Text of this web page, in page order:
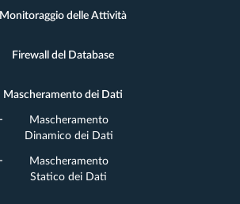
Monitoraggio delle Attività
Firewall del Database
Mascheramento dei Dati
Mascheramento
Dinamico dei Dati
Mascheramento
Statico dei Dati